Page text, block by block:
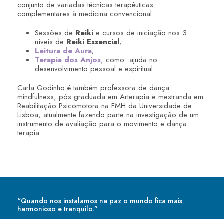
conjunto de variadas técnicas terapêuticas
complementares à medicina convencional:
Sessões de Reiki e cursos de iniciação nos 3
níveis de Reiki Essencial;
Leitura de Aura;
Terapia dos Anjos, como ajuda no
desenvolvimento pessoal e espiritual.
Carla Godinho é também professora de dança
mindfulness, pós graduada em Arterapia e mestranda em
Reabilitação Psicomotora na FMH da Universidade de
Lisboa, atualmente fazendo parte na investigação de um
instrumento de avaliação para o movimento e dança
terapia.
“Quando nos instalamos na paz o mundo fica mais
harmonioso e tranquilo.”